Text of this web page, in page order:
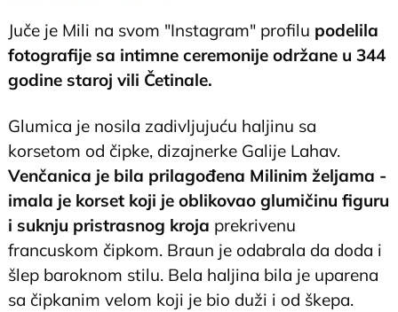
Juče je Mili na svom "Instagram" profilu podelila
fotografije sa intimne ceremonije održane u 344
godine staroj vili Četinale.
Glumica je nosila zadivljujuću haljinu sa
korsetom od čipke, dizajnerke Galije Lahav.
Venčanica je bila prilagođena Milinim željama -
imala je korset koji je oblikovao glumičinu figuru
i suknju pristrasnog kroja prekrivenu
francuskom čipkom. Braun je odabrala da doda i
šlep baroknom stilu. Bela haljina bila je uparena
sa čipkanim velom koji je bio duži i od škepa.